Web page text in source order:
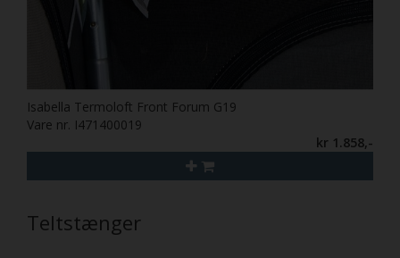
Isabella Termoloft Front Forum G19
Vare nr. I471400019
kr 1.858,-
Teltstænger